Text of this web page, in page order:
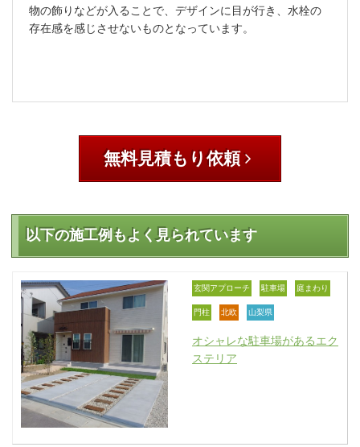
物の飾りなどが入ることで、デザインに目が行き、水栓の
存在感を感じさせないものとなっています。
無料見積もり依頼
以下の施工例もよく見られています
玄関アプローチ 駐車場 庭まわり
門柱 北欧 山梨県
オシャレな駐車場があるエク
ステリア